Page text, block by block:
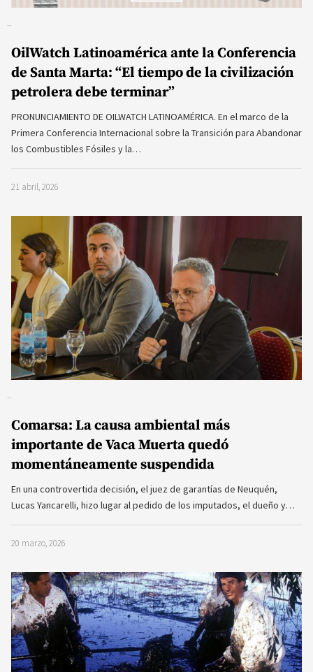
OilWatch Latinoamérica ante la Conferencia
de Santa Marta: “El tiempo de la civilización
petrolera debe terminar”
PRONUNCIAMIENTO DE OILWATCH LATINOAMÉRICA. En el marco de la
Primera Conferencia Internacional sobre la Transición para Abandonar
los Combustibles Fósiles y la…
21 abril, 2026
Comarsa: La causa ambiental más
importante de Vaca Muerta quedó
momentáneamente suspendida
En una controvertida decisión, el juez de garantías de Neuquén,
Lucas Yancarelli, hizo lugar al pedido de los imputados, el dueño y…
20 marzo, 2026